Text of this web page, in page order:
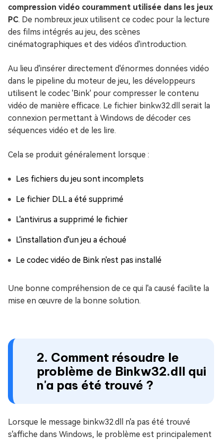
compression vidéo couramment utilisée dans les jeux
PC. De nombreux jeux utilisent ce codec pour la lecture
des films intégrés au jeu, des scènes
cinématographiques et des vidéos d'introduction.
Au lieu d'insérer directement d'énormes données vidéo
dans le pipeline du moteur de jeu, les développeurs
utilisent le codec 'Bink' pour compresser le contenu
vidéo de manière efficace. Le fichier binkw32.dll serait la
connexion permettant à Windows de décoder ces
séquences vidéo et de les lire.
Cela se produit généralement lorsque :
Les fichiers du jeu sont incomplets
Le fichier DLL a été supprimé
L'antivirus a supprimé le fichier
L'installation d'un jeu a échoué
Le codec vidéo de Bink n'est pas installé
Une bonne compréhension de ce qui l'a causé facilite la
mise en œuvre de la bonne solution.
2. Comment résoudre le
problème de Binkw32.dll qui
n'a pas été trouvé ?
Lorsque le message binkw32.dll n'a pas été trouvé
s'affiche dans Windows, le problème est principalement